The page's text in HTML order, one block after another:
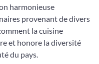
harmonieuse
provenant de divers
la cuisine
et honore la diversité
du pays.